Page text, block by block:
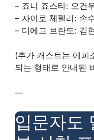
– 죠니 죠스타: 오건
– 자이로 체펠리: 손
– 디에고 브란도: 김
(추가 캐스트는 에피
되는 형태로 안내된
—
입문자도